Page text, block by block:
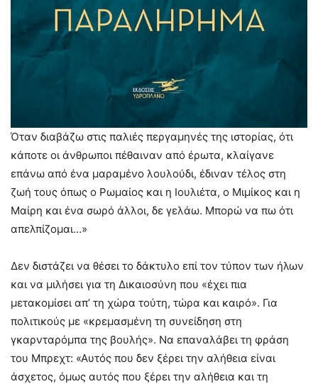
Όταν διαβάζω στις παλιές περγαμηνές της ιστορίας, ότι
κάποτε οι άνθρωποι πέθαιναν από έρωτα, κλαίγανε
επάνω από ένα μαραμένο λουλούδι, έδιναν τέλος στη
ζωή τους όπως ο Ρωμαίος και η Ιουλιέτα, ο Μιμίκος και η
Μαίρη και ένα σωρό άλλοι, δε γελάω. Μπορώ να πω ότι
απελπίζομαι…»
Δεν διστάζει να θέσει το δάκτυλο επί τον τύπον των ήλων
και να μιλήσει για τη Δικαιοσύνη που «έχει πια
μετακομίσει απ’ τη χώρα τούτη, τώρα και καιρό». Για
πολιτικούς με «κρεμασμένη τη συνείδηση στη
γκαρνταρόμπα της βουλής». Να επαναλάβει τη φράση
του Μπρεχτ: «Αυτός που δεν ξέρει την αλήθεια είναι
άσχετος, όμως αυτός που ξέρει την αλήθεια και τη